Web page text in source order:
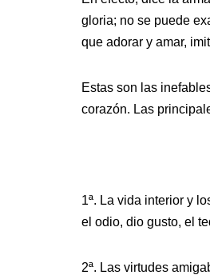
gloria; no se puede
que adorar y amar,
Estas son las
corazón. Las
1ª. La vida interior y
el odio, dio gusto, el
2ª. Las virtudes